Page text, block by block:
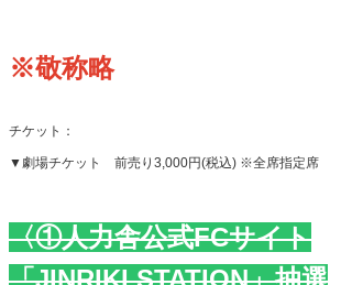
※敬称略
チケット：
▼劇場チケット 前売り 3,000円(税込) ※全席指定席
〈①人力舎公式FCサイト
「JINRIKI STATION」抽選